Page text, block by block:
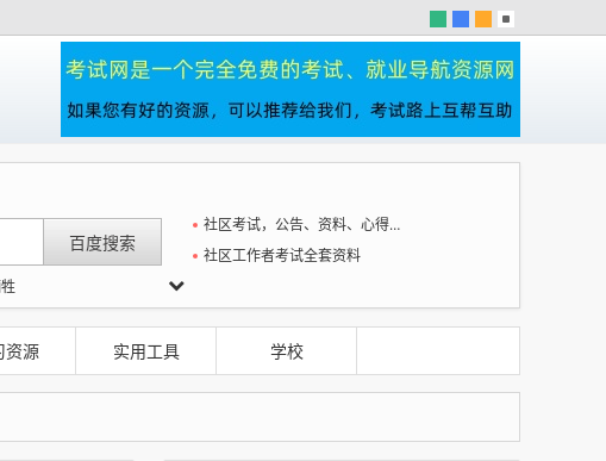
白海豚登陆地点更新
社区考试，公告、资料、心得一站全
社区工作者考试全套资料
资源 实用工具 学校